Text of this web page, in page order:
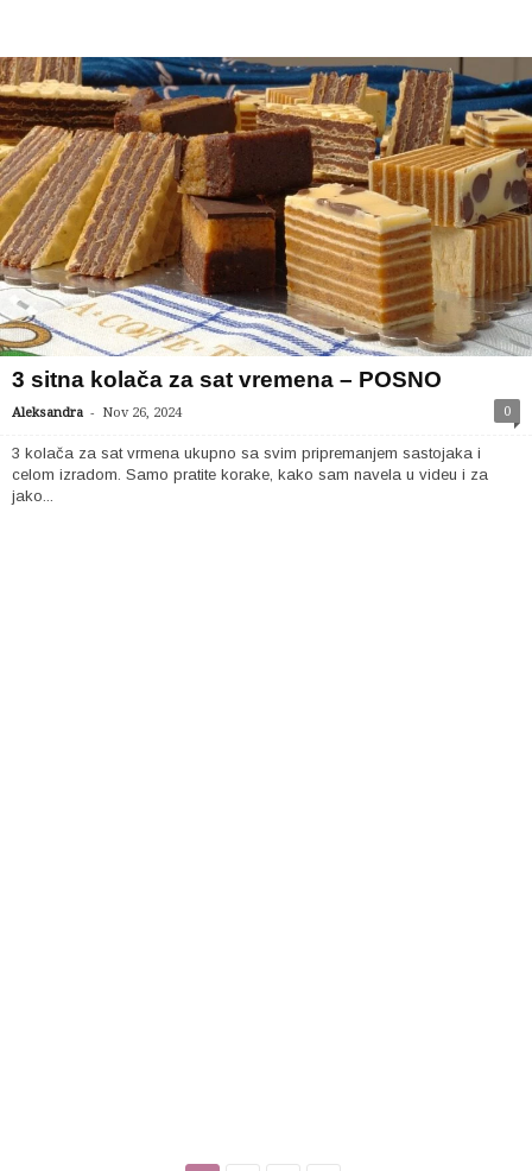
3 sitna kolača za sat vremena – POSNO
Aleksandra - Nov 26, 2024 0
3 kolača za sat vrmena ukupno sa svim pripremanjem sastojaka i
celom izradom. Samo pratite korake, kako sam navela u videu i za
jako...